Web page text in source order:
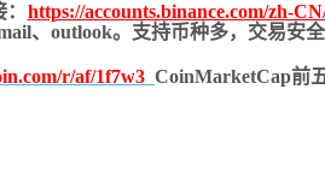
https://accounts.binance.com/zh-
、outlook。支持币种多，交易安全
r/af/1f7w3 CoinMarketCap前